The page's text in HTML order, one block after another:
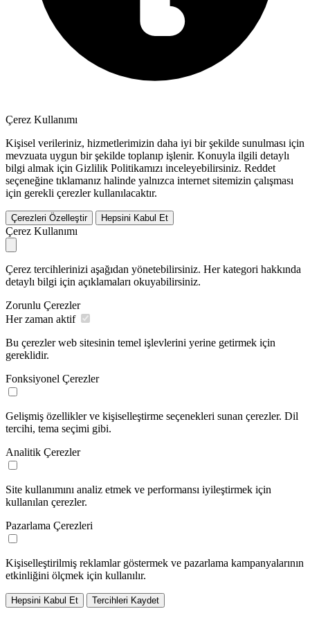
Çerez Kullanımı
Kişisel verileriniz, hizmetlerimizin daha iyi bir şekilde sunulması için
mevzuata uygun bir şekilde toplanıp işlenir. Konuyla ilgili detaylı
bilgi almak için Gizlilik Politikamızı inceleyebilirsiniz. Reddet
seçeneğine tıklamanız halinde yalnızca internet sitemizin çalışması
için gerekli çerezler kullanılacaktır.
Çerezleri Özelleştir Hepsini Kabul Et
Çerez Kullanımı
Çerez tercihlerinizi aşağıdan yönetebilirsiniz. Her kategori hakkında
detaylı bilgi için açıklamaları okuyabilirsiniz.
Zorunlu Çerezler
Her zaman aktif
Bu çerezler web sitesinin temel işlevlerini yerine getirmek için
gereklidir.
Fonksiyonel Çerezler
Gelişmiş özellikler ve kişiselleştirme seçenekleri sunan çerezler. Dil
tercihi, tema seçimi gibi.
Analitik Çerezler
Site kullanımını analiz etmek ve performansı iyileştirmek için
kullanılan çerezler.
Pazarlama Çerezleri
Kişiselleştirilmiş reklamlar göstermek ve pazarlama kampanyalarının
etkinliğini ölçmek için kullanılır.
Hepsini Kabul Et Tercihleri Kaydet